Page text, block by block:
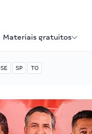
Materiais gratuitos
SE SP TO